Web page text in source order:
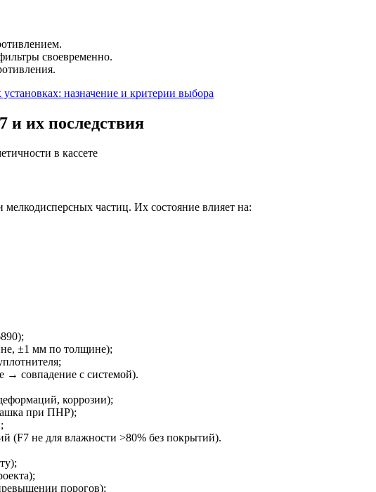
своевременно.
назначение и критерии выбора
их последствия
частиц. Их состояние влияет на:
±1 мм по толщине);
→ совпадение с системой).
коррозии);
при ПНР);
(F7 не для влажности >80% без покрытий).
порогов);